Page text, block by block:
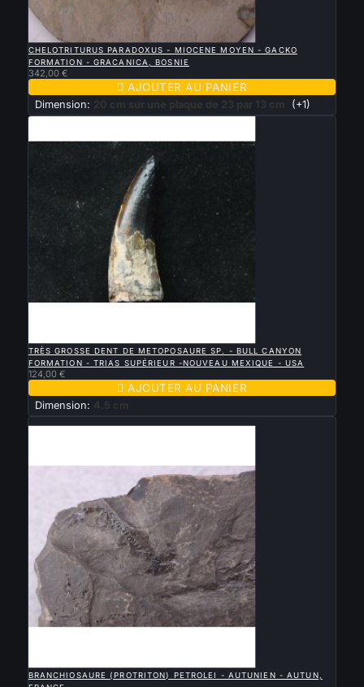
APERÇU RAPIDE
CHELOTRITURUS PARADOXUS - MIOCENE MOYEN - GACKO
FORMATION - GRACANICA, BOSNIE
342,00 €
 AJOUTER AU PANIER
Dimension: 20 cm sur une plaque de 23 par 13 cm (+1)
TRÈS GROSSE DENT DE METOPOSAURE SP. - BULL CANYON
FORMATION - TRIAS SUPÉRIEUR -NOUVEAU MEXIQUE - USA
124,00 €
 AJOUTER AU PANIER
Dimension: 4.5 cm
Nouveau
BRANCHIOSAURE (PROTRITON) PETROLEI - AUTUNIEN - AUTUN,